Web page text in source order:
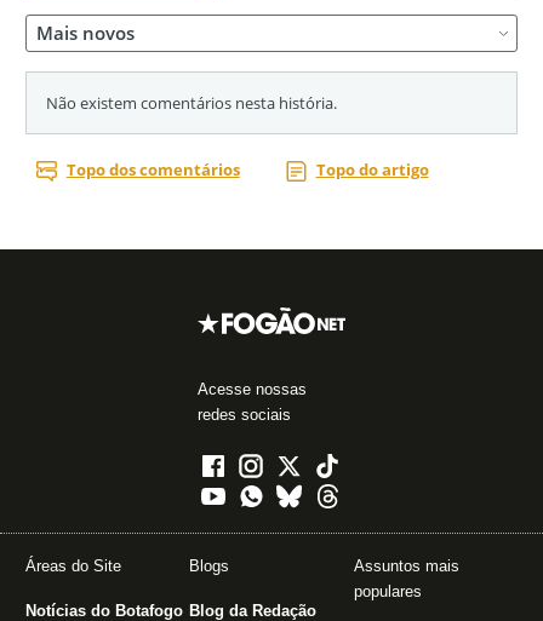
Acesse nossas
redes sociais
Áreas do Site
Notícias do Botafogo
Blogs
Blog da Redação
Assuntos mais
populares